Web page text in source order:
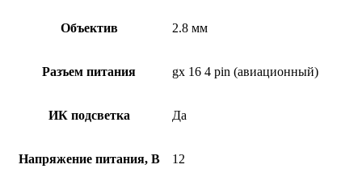
Объектив 2.8 мм
Разъем питания gx 16 4 pin (авиационный)
ИК подсветка Да
Напряжение питания, В 12